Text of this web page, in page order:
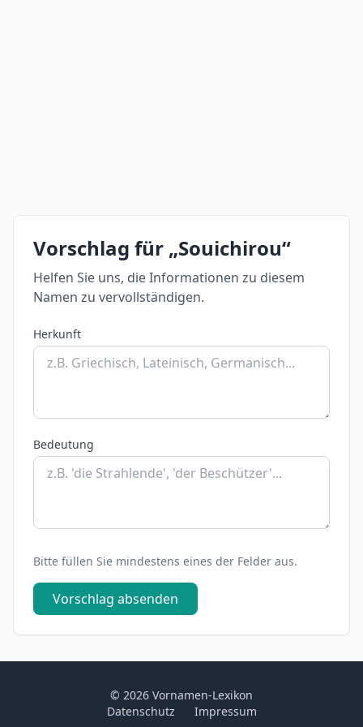
Vorschlag für „Souichirou“
Helfen Sie uns, die Informationen zu diesem
Namen zu vervollständigen.
Herkunft
Bedeutung
Bitte füllen Sie mindestens eines der Felder aus.
Vorschlag absenden
© 2026 Vornamen-Lexikon
Datenschutz
Impressum